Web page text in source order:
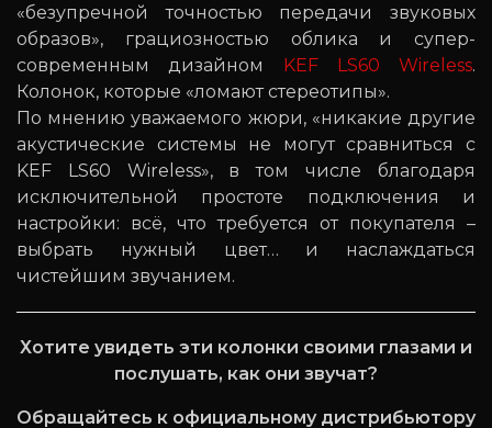
«безупречной точностью передачи звуковых
образов», грациозностью облика и супер-
современным дизайном KEF LS60 Wireless.
Колонок, которые «ломают стереотипы».
По мнению уважаемого жюри, «никакие другие
акустические системы не могут сравниться с
KEF LS60 Wireless», в том числе благодаря
исключительной простоте подключения и
настройки: всё, что требуется от покупателя –
выбрать нужный цвет… и наслаждаться
чистейшим звучанием.
Хотите увидеть эти колонки своими глазами и
послушать, как они звучат?
Обращайтесь к официальному дистрибьютору